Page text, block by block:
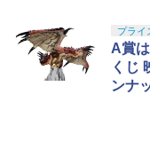
プライ
A賞
くじ
ンナ